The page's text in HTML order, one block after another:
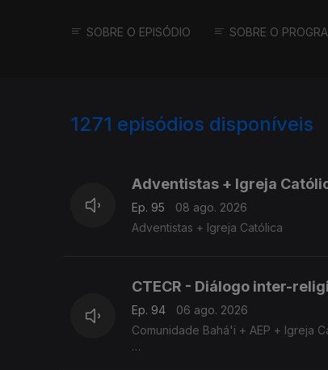
SOBRE O EPISÓDIO SOBRE O
1271 episódios disponíveis
Adventistas + Igreja
Ep. 95
08 ago. 2026
Adventistas + Igreja Católica
CTECR - Diálogo inter-
Ep. 94
06 ago. 2026
Comunidade Bahá'i + AEP + Igreja